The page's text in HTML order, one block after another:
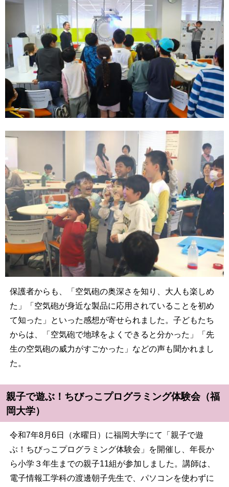
保護者からも、「空気砲の奥深さを知り、大人も楽しめ
た」「空気砲が身近な製品に応用されていることを初め
て知った」といった感想が寄せられました。子どもたち
からは、「空気砲で地球をよくできると分かった」「先
生の空気砲の威力がすごかった」などの声も聞かれまし
た。
親子で遊ぶ！ちびっこプログラミング体験会（福
岡大学）
令和7年8月6日（水曜日）に福岡大学にて「親子で遊
ぶ！ちびっこプログラミング体験会」を開催し、年長か
ら小学３年生までの親子11組が参加しました。講師は、
電子情報工学科の渡邊朝子先生で、パソコンを使わずに